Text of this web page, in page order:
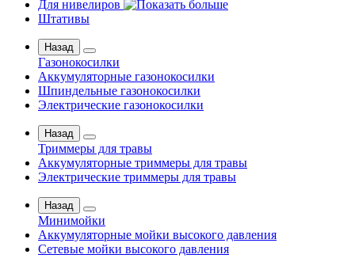
Для нивелиров
Штативы
Назад
Газонокосилки
Аккумуляторные газонокосилки
Шпиндельные газонокосилки
Электрические газонокосилки
Назад
Триммеры для травы
Аккумуляторные триммеры для травы
Электрические триммеры для травы
Назад
Минимойки
Аккумуляторные мойки высокого давления
Сетевые мойки высокого давления